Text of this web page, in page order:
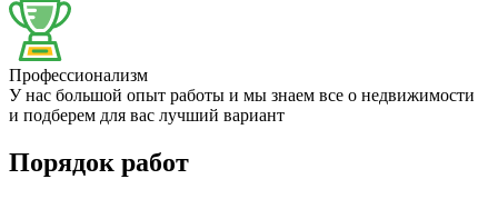
Профессионализм
У нас большой опыт работы и мы знаем все о недвижимости
и подберем для вас лучший вариант
Порядок работ